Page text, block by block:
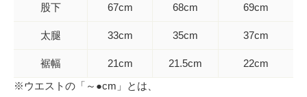
股下 67cm 68cm 69cm
太腿 33cm 35cm 37cm
裾幅 21cm 21.5cm
22cm
※ウエストの「～●cm」とは、